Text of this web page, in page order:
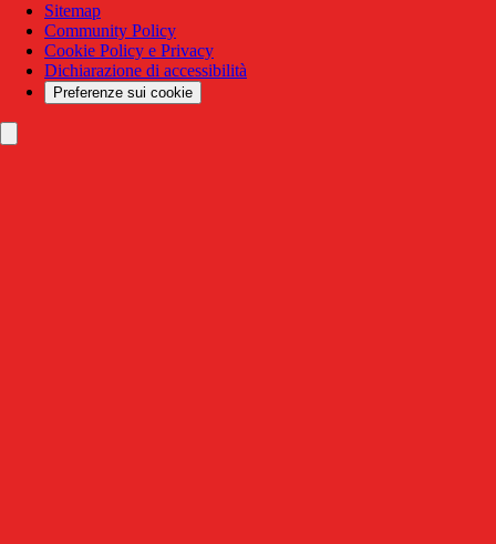
Sitemap
Community Policy
Cookie Policy e Privacy
Dichiarazione di accessibilità
Preferenze sui cookie